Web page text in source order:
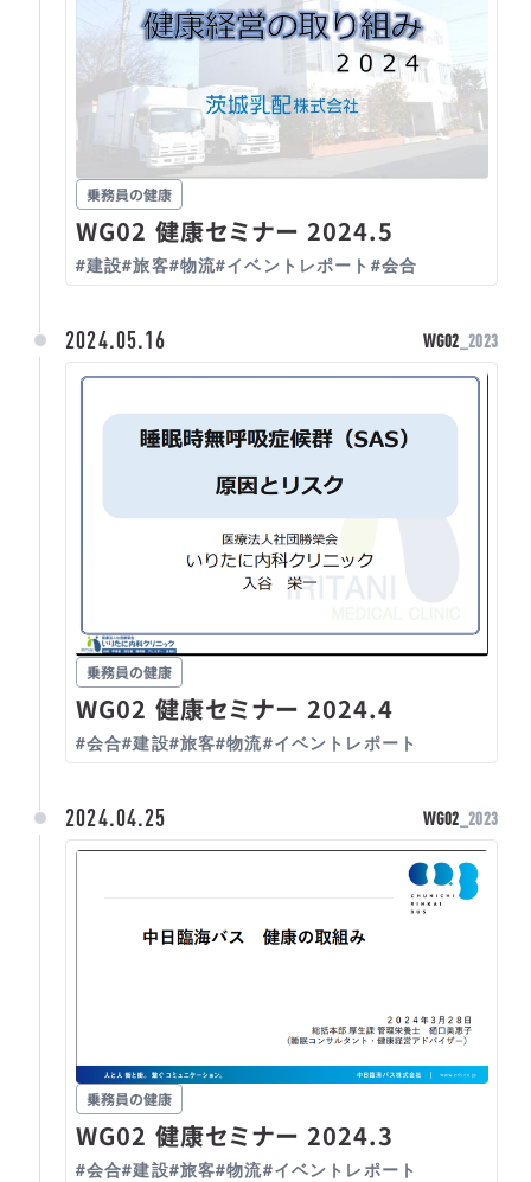
乗務員の健康
WG02 健康セミナー 2024.5
#建設#旅客#物流#イベントレポート #会合
2024.05.16 WG02 _2023
乗務員の健康
WG02 健康セミナー 2024.4
#会合#建設#旅客#物流#イベントレポート
2024.04.25 WG02 _2023
乗務員の健康
WG02 健康セミナー 2024.3
#会合#建設#旅客#物流#イベントレポート